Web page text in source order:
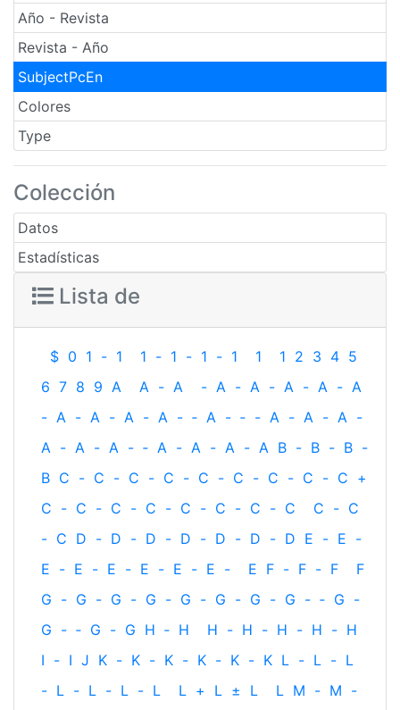
Año - Revista
Revista - Año
SubjectPcEn
Colores
Type
Colección
Datos
Estadísticas
Lista de
$ 0 1 - 1 1 - 1 - 1 - 1 1 1 2 3 4 5
6 7 8 9 A A - A - A - A - A - A - A
- A - A - A - A - ‐ A - ‐ - A - A - A -
A - A - A - ‐ A - A - A - A B - B - B -
B C - C - C - C - C - C - C - C - C +
C - C - C - C - C - C - C - C C - C
- C D - D - D - D - D - D - D E - E -
E - E - E - E - E - E - E F - F - F
F
G - G - G - G - G - G - G - G - ‐ G -
G - ‐ G - G H ‐ H H - H - H - H - H
I - I J K - K - K - K - K - K L - L - L
- L - L - L - L L + L ± L L M - M -